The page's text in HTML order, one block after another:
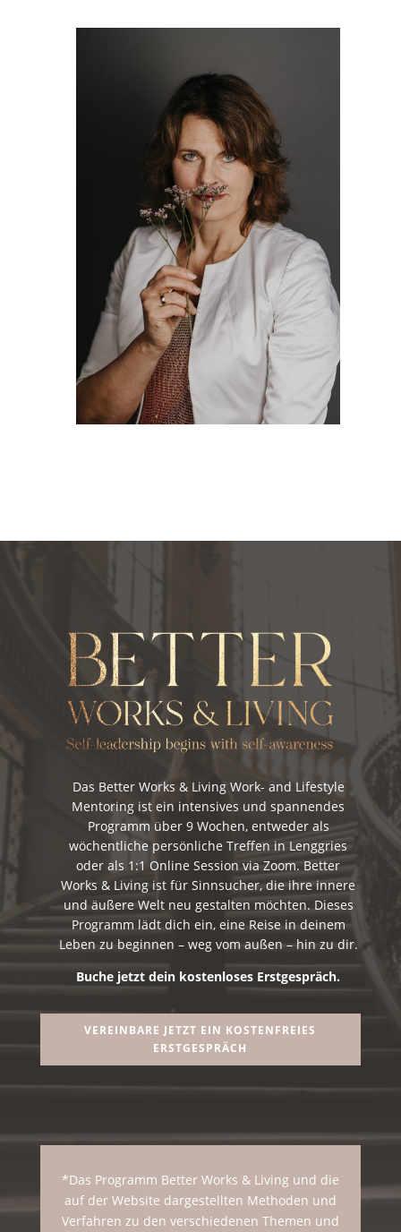
Das Better Works & Living Work- and Lifestyle
Mentoring ist ein intensives und spannendes
Programm über 9 Wochen, entweder als
wöchentliche persönliche Treffen in Lenggries
oder als 1:1 Online Session via Zoom. Better
Works & Living ist für Sinnsucher, die ihre innere
und äußere Welt neu gestalten möchten. Dieses
Programm lädt dich ein, eine Reise in deinem
Leben zu beginnen – weg vom außen – hin zu dir.
Buche jetzt dein kostenloses Erstgespräch.
VEREINBARE JETZT EIN KOSTENFREIES
ERSTGESPRÄCH
*Das Programm Better Works & Living und die
auf der Website dargestellten Methoden und
Verfahren zu den verschiedenen Themen und